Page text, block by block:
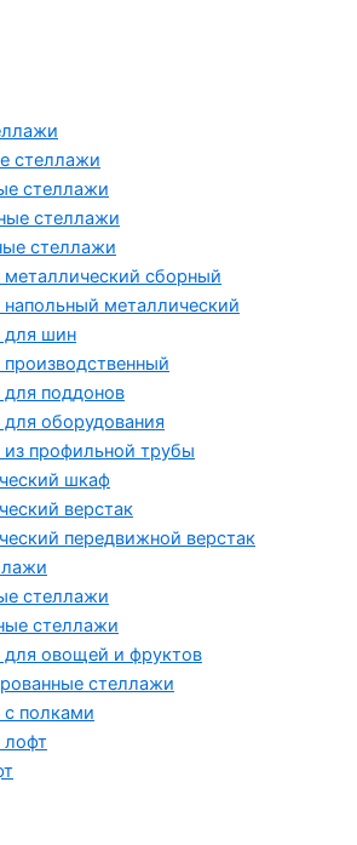
стеллажи
стеллажи
стеллажи
стеллажи
сборный
металлический
шин
поддонов
оборудования
профильной трубы
шкаф
верстак
передвижной верстак
стеллажи
стеллажи
овощей и фруктов
стеллажи
полками